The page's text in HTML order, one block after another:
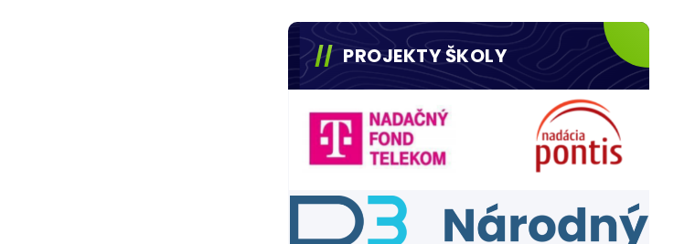
PROJEKTY ŠKOLY